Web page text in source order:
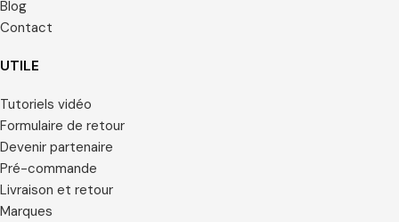
Blog
Contact
UTILE
Tutoriels vidéo
Formulaire de retour
Devenir partenaire
Pré-commande
Livraison et retour
Marques